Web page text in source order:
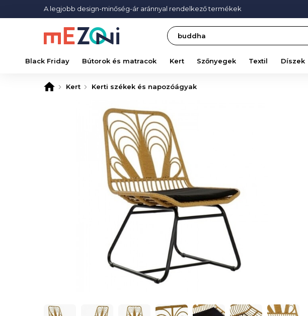
A legjobb design-minőség-ár aránnyal rendelkező termékek
Search
Black Friday Bútorok és matracok Kert Szőnyegek Textil Díszek
Kert Kerti székek és napozóágyak